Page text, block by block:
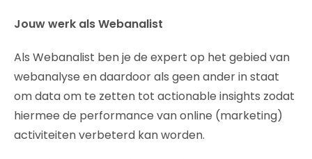
Jouw werk als Webanalist
Als Webanalist ben je de expert op het gebied van
webanalyse en daardoor als geen ander in staat
om data om te zetten tot actionable insights zodat
hiermee de performance van online (marketing)
activiteiten verbeterd kan worden.